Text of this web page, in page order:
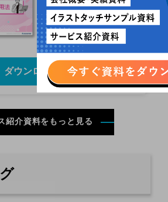
ダウンロード
紹介資料をもっと見る